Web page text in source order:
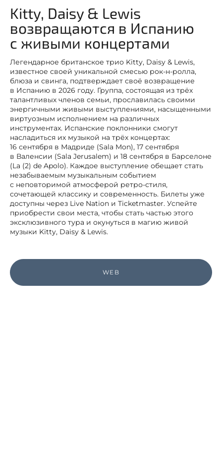
Kitty, Daisy & Lewis
возвращаются в Испанию
с живыми концертами
Легендарное британское трио Kitty, Daisy & Lewis,
известное своей уникальной смесью рок-н-ролла,
блюза и свинга, подтверждает своё возвращение
в Испанию в 2026 году. Группа, состоящая из трёх
талантливых членов семьи, прославилась своими
энергичными живыми выступлениями, насыщенными
виртуозным исполнением на различных
инструментах. Испанские поклонники смогут
насладиться их музыкой на трёх концертах:
16 сентября в Мадриде (Sala Mon), 17 сентября
в Валенсии (Sala Jerusalem) и 18 сентября в Барселоне
(La (2) de Apolo). Каждое выступление обещает стать
незабываемым музыкальным событием
с неповторимой атмосферой ретро-стиля,
сочетающей классику и современность. Билеты уже
доступны через Live Nation и Ticketmaster. Успейте
приобрести свои места, чтобы стать частью этого
эксклюзивного тура и окунуться в магию живой
музыки Kitty, Daisy & Lewis.
WEB